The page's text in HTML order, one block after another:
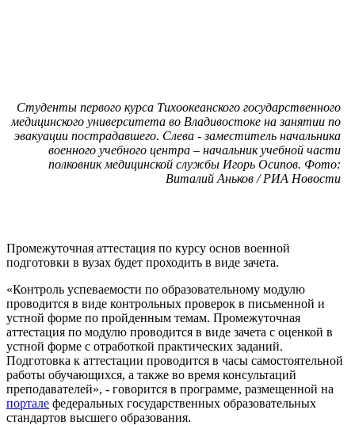
Студенты первого курса Тихоокеанского государственного
медицинского университета во Владивостоке на занятии по
эвакуации пострадавшего. Слева - заместитель начальника
военного учебного центра – начальник учебной части
полковник медицинской службы Игорь Осипов. Фото:
Виталий Аньков / РИА Новости
Промежуточная аттестация по курсу основ военной
подготовки в вузах будет проходить в виде зачета.
«Контроль успеваемости по образовательному модулю
проводится в виде контрольных проверок в письменной и
устной форме по пройденным темам. Промежуточная
аттестация по модулю проводится в виде зачета с оценкой в
устной форме с отработкой практических заданий.
Подготовка к аттестации проводится в часы самостоятельной
работы обучающихся, а также во время консультаций
преподавателей», - говорится в программе, размещенной на
портале федеральных государственных образовательных
стандартов высшего образования.